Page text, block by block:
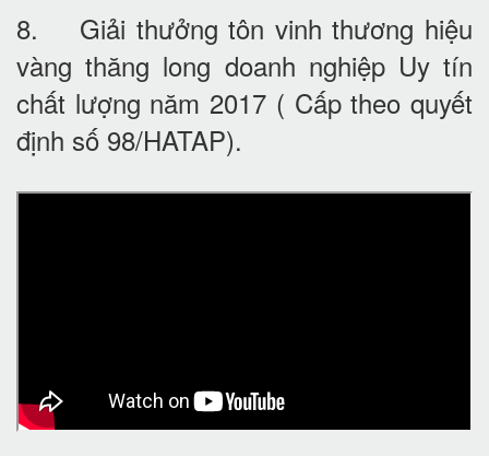
8. Giải thưởng tôn vinh thương hiệu
vàng thăng long doanh nghiệp Uy tín
chất lượng năm 2017 ( Cấp theo quyết
định số 98/HATAP).